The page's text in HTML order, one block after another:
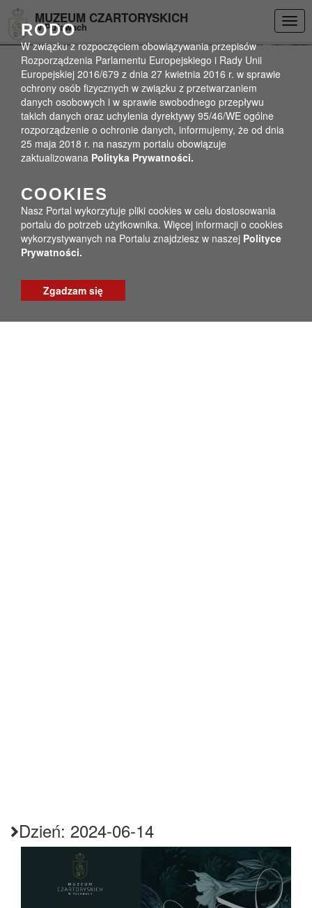
DEKLARACJA DOSTĘPNOŚCI
MUZEUM CZARTORYSKICH
w Puławach
Dzień: 2024-06-14
RODO
W związku z rozpoczęciem obowiązywania przepisów
Rozporządzenia Parlamentu Europejskiego i Rady Unii
Europejskiej 2016/679 z dnia 27 kwietnia 2016 r. w sprawie
ochrony osób fizycznych w związku z przetwarzaniem
danych osobowych i w sprawie swobodnego przepływu
takich danych oraz uchylenia dyrektywy 95/46/WE ogólne
rozporządzenie o ochronie danych, informujemy, że od dnia
25 maja 2018 r. na naszym portalu obowiązuje
zaktualizowana Polityka Prywatności.
COOKIES
Nasz Portal wykorzytuje pliki cookies w celu dostosowania
portalu do potrzeb użytkownika. Więcej informacji o cookies
wykorzystywanych na Portalu znajdziesz w naszej Polityce
Prywatności.
Zgadzam się